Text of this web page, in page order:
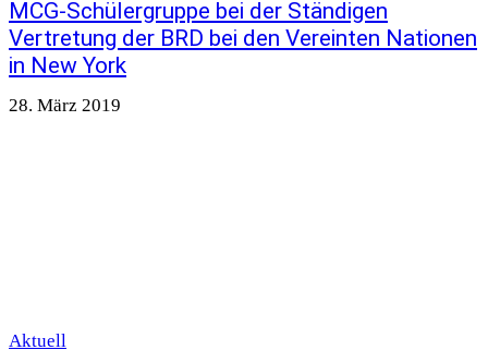
MCG-Schülergruppe bei der Ständigen
Vertretung der BRD bei den Vereinten Nationen
in New York
28. März 2019
Aktuell